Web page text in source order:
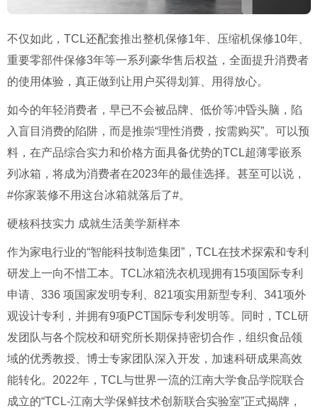
不仅如此，TCL还配套推出整机保修1年、压缩机保修10年、
重要零部件保修3年等一系列豪华售后权益，全面提升消费者
的使用体验，真正做到让用户买得划算、用得放心。
如今的年轻消费者，早已不会被品牌、低价等冲昏头脑，陷
入盲目消费的陷阱，而是推崇“理性消费，按需购买”。可以预
料，在产品综合实力和价格方面具备优势的TCL超薄零嵌系
列冰箱，将成为消费者在2023年的最佳选择。甚至可以说，
#你家装修不用这台冰箱就落后了#。
硬核科技实力 成就生活美学新样本
作为家电行业的“智能科技制造集团”，TCL在技术探索和专利
研发上一向不惜工本。TCL冰箱洗衣机现拥有15项国际专利
申请、336 项国家发明专利、821项实用新型专利、341项外
观设计专利，并拥有9项PCT国际专利发明等。同时，TCL研
发团队与各个院校和研究所长期保持密切合作，组织食品领
域的优秀教授、博士专家团队深入开发，加速科研成果高效
能转化。2022年，TCL与世界一流的江南大学食品学院联合
成立的“TCL-江南大学保鲜技术创新联合实验室”正式揭牌，